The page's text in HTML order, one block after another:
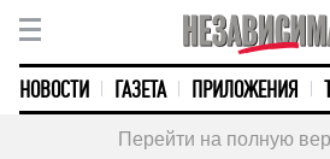
НОВОСТИ ГАЗЕТА ПРИЛОЖЕНИЯ
Перейти на полную